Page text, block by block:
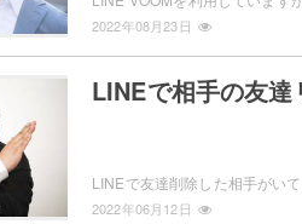
2022年08月23日
LINEで相手の友達
2022年06月12日